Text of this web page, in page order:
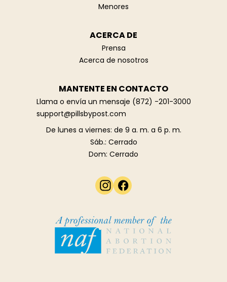
Menores
ACERCA DE
Prensa
Acerca de nosotros
MANTENTE EN CONTACTO
Llama o envía un mensaje (872) -201-3000
support@pillsbypost.com
De lunes a viernes: de 9 a. m. a 6 p. m.
Sáb.: Cerrado
Dom: Cerrado